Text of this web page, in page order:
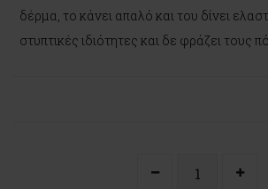
δέρμα, το κάνει απαλό και του δίνει
στυπτικές ιδιότητες και δε φράζει τους